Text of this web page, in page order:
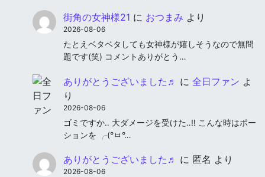
街角の女神様21 に おつまみ より
2026-08-06
たとえベタベタしても女神様が嬉しそうなので無問
題です(笑) コメントありがとう…
ありがとうございました♬ に 全日ファン よ
り
2026-08-06
ゴミですか‥ 大ダメージを受けた‥‼︎ こんな時はポー
ションを ╭(°ㅂ°…
ありがとうございました♬ に 匿名 より
2026-08-06